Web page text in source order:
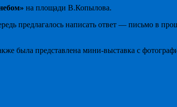
на площади В.Копылова.
предлагалось написать ответ — письмо в
была представлена мини-выставка с